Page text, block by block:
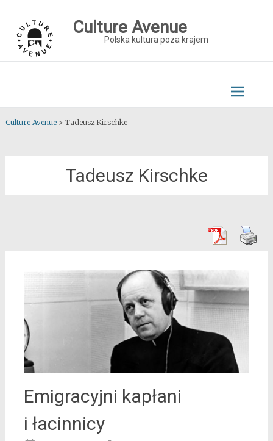
content
Culture Avenue
Polska kultura poza krajem
Culture Avenue> Tadeusz Kirschke
Tadeusz Kirschke
Emigracyjni kapłani
i łacinnicy